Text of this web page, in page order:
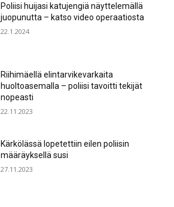
Poliisi huijasi katujengiä näyttelemällä
juopunutta – katso video operaatiosta
22.1.2024
Riihimäellä elintarvikevarkaita
huoltoasemalla – poliisi tavoitti tekijät
nopeasti
22.11.2023
Kärkölässä lopetettiin eilen poliisin
määräyksellä susi
27.11.2023